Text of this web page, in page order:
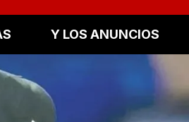
Y LOS ANUNCIOS